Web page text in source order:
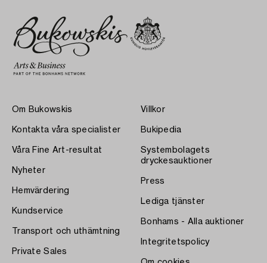
Om Bukowskis
Kontakta våra specialister
Våra Fine Art-resultat
Nyheter
Hemvärdering
Kundservice
Transport och uthämtning
Private Sales
Villkor
Bukipedia
Systembolagets
dryckesauktioner
Press
Lediga tjänster
Bonhams - Alla auktioner
Integritetspolicy